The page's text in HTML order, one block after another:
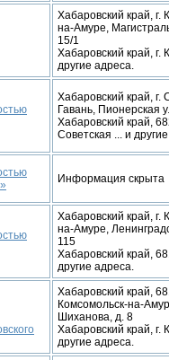
Хабаровский край, г.
на-Амуре,
15/1
Хабаровский край, г.
другие адреса.
Хабаровский край, г.
Гавань, Пионерская
Хабаровский край,
Советская ... и
Информация скрыта
Хабаровский край, г.
на-Амуре,
115
Хабаровский край,
другие адреса.
Хабаровский край,
Комсомольск-на-
Шиханова, д. 8
Хабаровский край, г.
другие адреса.